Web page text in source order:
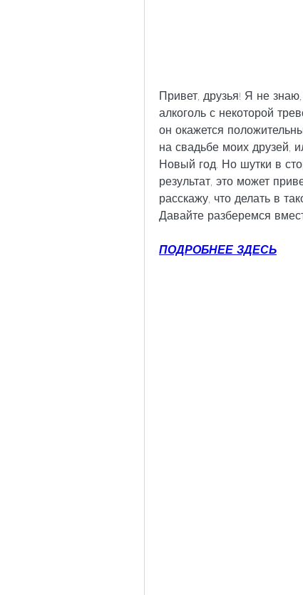
Привет, друзья! Я не
алкоголь с некоторой
он окажется
на свадьбе моих друзей,
Новый год. Но шутки в
результат, это может
расскажу, что делать в
Давайте разберемся
ПОДРОБНЕЕ ЗДЕСЬ